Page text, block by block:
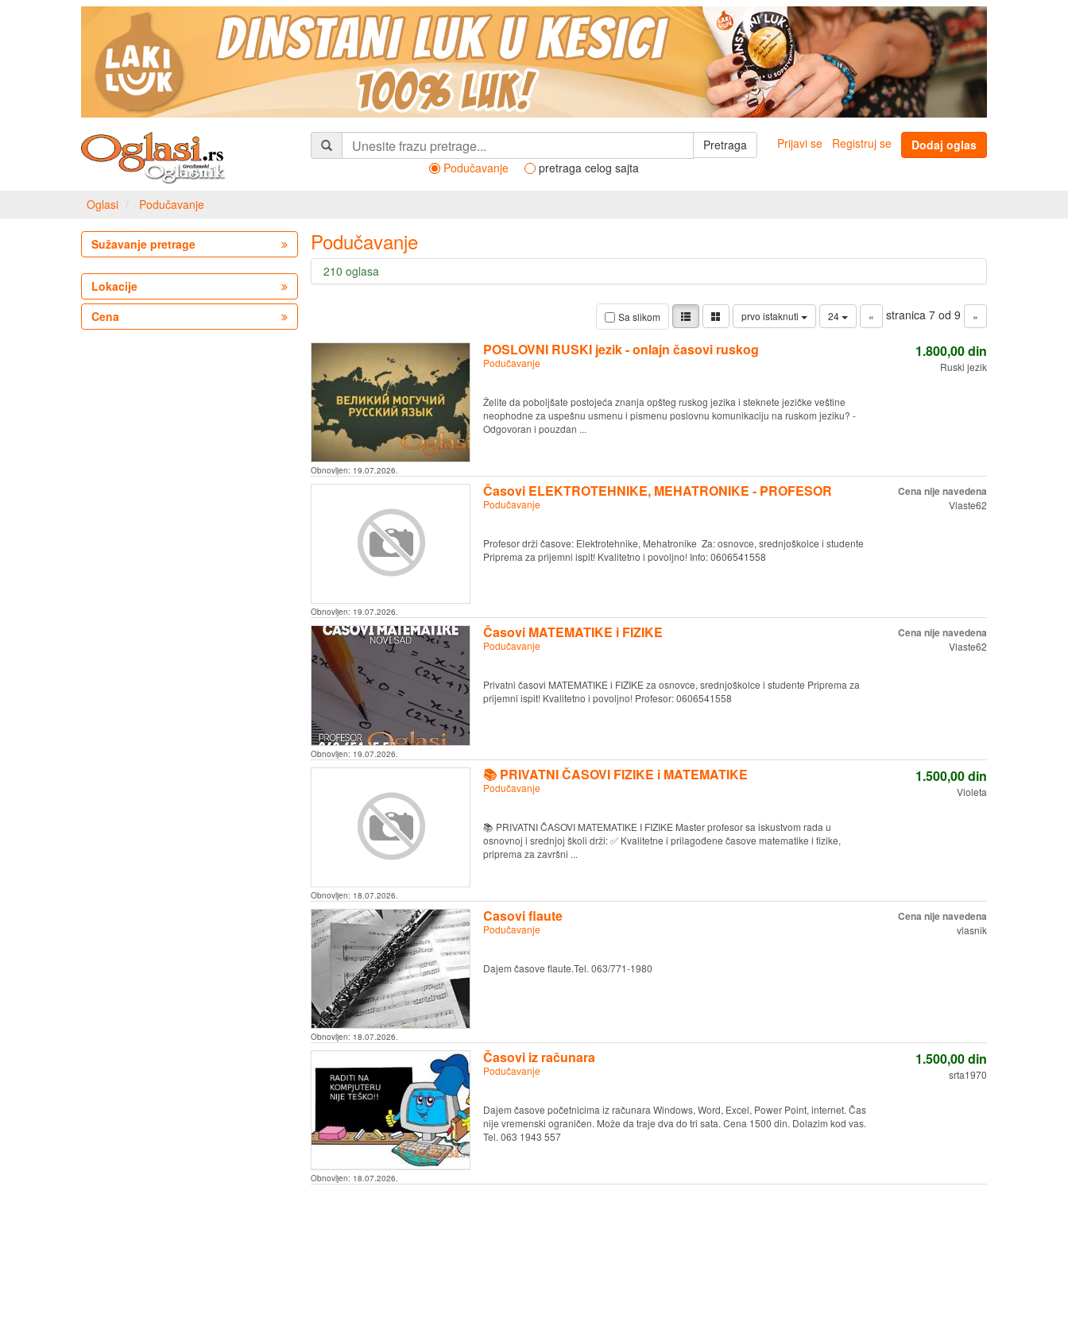
Pretraga
Podučavanje
pretraga celog sajta
Prijavi se Registruj se Dodaj oglas
Oglasi Podučavanje
Sužavanje pretrage
Lokacije
Cena
Podučavanje
210 oglasa
Sa slikom prvo istaknuti 24 « stranica 7 od 9 »
Obnovljen: 19.07.2026.
POSLOVNI RUSKI jezik - onlajn časovi ruskog
Podučavanje
Želite da poboljšate postojeća znanja opšteg ruskog jezika i steknete jezičke veštine
neophodne za uspešnu usmenu i pismenu poslovnu komunikaciju na ruskom jeziku? -
Odgovoran i pouzdan ...
1.800,00din
Ruski jezik
Obnovljen: 19.07.2026.
Časovi ELEKTROTEHNIKE, MEHATRONIKE - PROFESOR
Podučavanje
Profesor drži časove: Elektrotehnike, Mehatronike Za: osnovce, srednjoškolce i studente
Priprema za prijemni ispit! Kvalitetno i povoljno! Info: 0606541558
Cena nije navedena
Vlaste62
Obnovljen: 19.07.2026.
Časovi MATEMATIKE i FIZIKE
Podučavanje
Privatni časovi MATEMATIKE i FIZIKE za osnovce, srednjoškolce i studente Priprema za
prijemni ispit! Kvalitetno i povoljno! Profesor: 0606541558
Cena nije navedena
Vlaste62
Obnovljen: 18.07.2026.
📚 PRIVATNI ČASOVI FIZIKE i MATEMATIKE
Podučavanje
📚 PRIVATNI ČASOVI MATEMATIKE I FIZIKE Master profesor sa iskustvom rada u
osnovnoj i srednjoj školi drži: ✅ Kvalitetne i prilagođene časove matematike i fizike,
priprema za završni ...
1.500,00din
Violeta
Obnovljen: 18.07.2026.
Casovi flaute
Podučavanje
Dajem časove flaute.Tel. 063/771-1980
Cena nije navedena
vlasnik
Obnovljen: 18.07.2026.
Časovi iz računara
Podučavanje
Dajem časove početnicima iz računara Windows, Word, Excel, Power Point, internet. Čas
nije vremenski ograničen. Može da traje dva do tri sata. Cena 1500 din. Dolazim kod vas.
Tel. 063 1943 557
1.500,00din
srta1970